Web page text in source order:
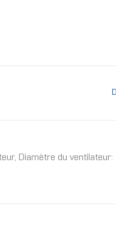
Diamètre du